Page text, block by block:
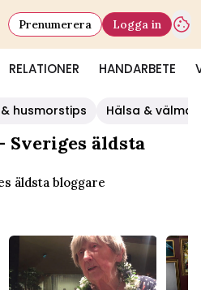
RELATIONER HANDARBETE
Prenumerera Logga in
& husmorstips Hälsa &
Sveriges äldsta
äldsta bloggare